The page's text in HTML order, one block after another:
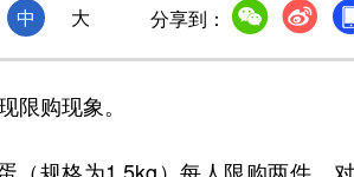
中 大 分享到：
限购现象。
（规格为1.5kg）每人限购两件。对